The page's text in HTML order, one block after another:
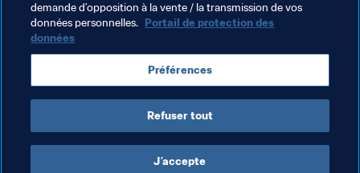
Thèmes en lien
Président de la FIFA Organisation China PR
AFC
demande d’opposition à la vente / la transmission de vos
données personnelles. Portail de protection des
données
Préférences
Refuser tout
J’accepte